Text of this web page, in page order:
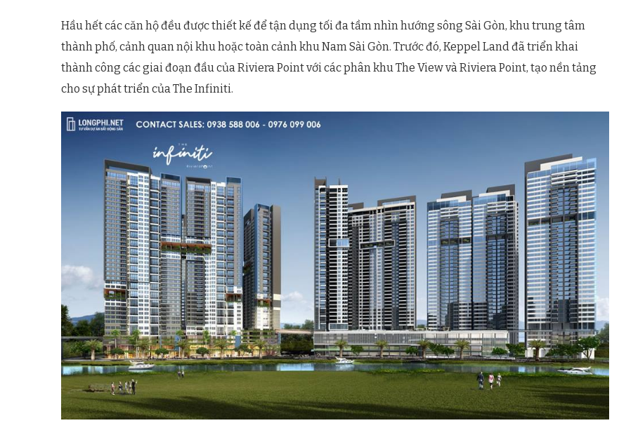
Hầu hết các căn hộ đều được thiết kế để tận dụng tối đa tầm nhìn hướng sông Sài Gòn, khu trung tâm
thành phố, cảnh quan nội khu hoặc toàn cảnh khu Nam Sài Gòn. Trước đó, Keppel Land đã triển khai
thành công các giai đoạn đầu của Riviera Point với các phân khu The View và Riviera Point, tạo nền tảng
cho sự phát triển của The Infiniti.